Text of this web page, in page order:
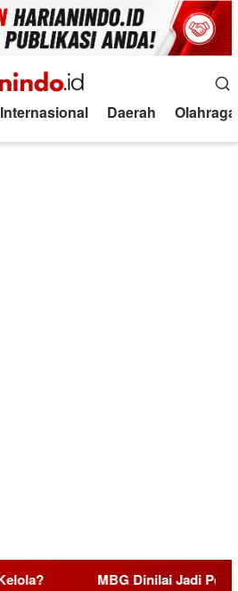
Internasional Daerah Olahraga
MBG Dinilai Jadi